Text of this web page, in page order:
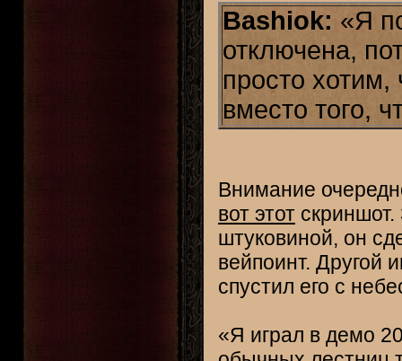
Bashiok: «Я
отключена,
просто
вместо того,
Внимание
вот этот
штуковиной, он
вейпоинт. Другой
спустил его с
«Я играл в демо